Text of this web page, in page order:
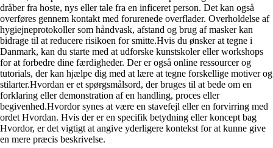
dråber fra hoste, nys eller tale fra en inficeret person. Det kan også
overføres gennem kontakt med forurenede overflader. Overholdelse af
hygiejneprotokoller som håndvask, afstand og brug af masker kan
bidrage til at reducere risikoen for smitte.Hvis du ønsker at tegne i
Danmark, kan du starte med at udforske kunstskoler eller workshops
for at forbedre dine færdigheder. Der er også online ressourcer og
tutorials, der kan hjælpe dig med at lære at tegne forskellige motiver og
stilarter.Hvordan er et spørgsmålsord, der bruges til at bede om en
forklaring eller demonstration af en handling, proces eller
begivenhed.Hvordor synes at være en stavefejl eller en forvirring med
ordet Hvordan. Hvis der er en specifik betydning eller koncept bag
Hvordor, er det vigtigt at angive yderligere kontekst for at kunne give
en mere præcis beskrivelse.